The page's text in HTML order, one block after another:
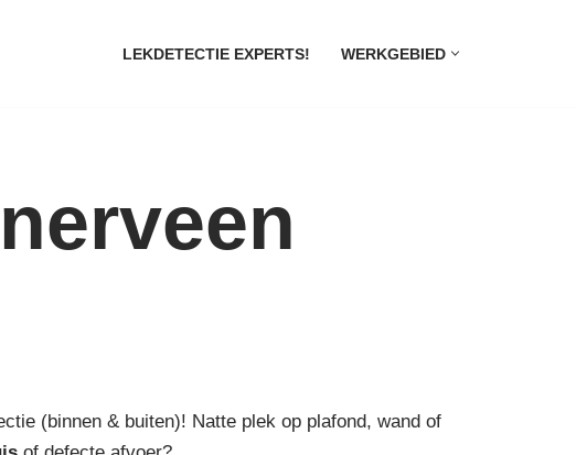
LEKDETECTIE EXPERTS! WERKGEBIED
(binnen & buiten)! Natte plek op plafond, wand of